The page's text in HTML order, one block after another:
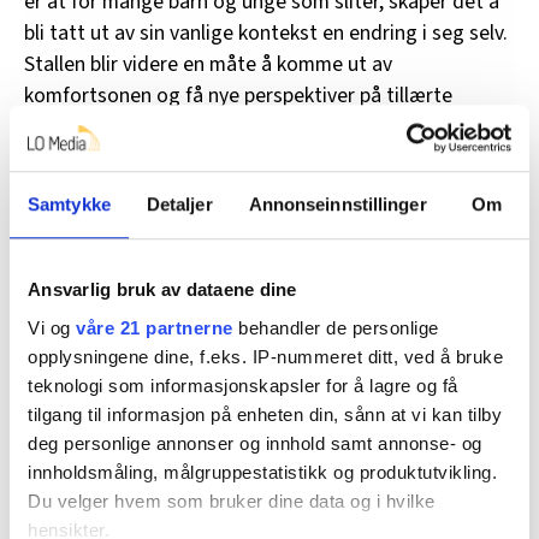
Samtykke Detaljer Annonseinnstillinger Om
Ansvarlig bruk av dataene dine
Vi og våre 21 partnerne behandler de personlige
opplysningene dine, f.eks. IP-nummeret ditt, ved å bruke
teknologi som informasjonskapsler for å lagre og få
tilgang til informasjon på enheten din, sånn at vi kan tilby
deg personlige annonser og innhold samt annonse- og
innholdsmåling, målgruppestatistikk og produktutvikling.
Du velger hvem som bruker dine data og i hvilke
hensikter.
bli tatt ut av sin vanlige kontekst en endring i seg selv.
Stallen blir videre en måte å komme ut av
komfortsonen og få nye perspektiver på tillærte
strategier.
Terapeutens oppgave er essensiell
legge til rette for opplevelser som kan støtte
mennesker til selv å finne ut av og forstå hva som er
vanskelig. Terapeut og hest er likeverdige partnere i
arbeidet med nettopp det som utkrystalliserer seg.
Ofte skjer dette noe raskere enn tradisjonelt arbeid
innenfor skole eller barnevernstiltak. Den terapeutiske
triangelen med terapeut, elev/klient og hest på
gården, bringer mange muligheter til å skape trygghet,